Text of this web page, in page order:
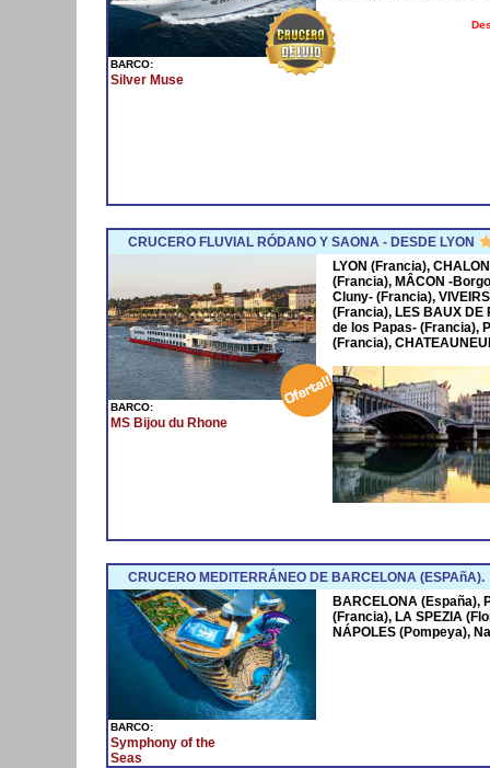
BARCO:
Silver Muse
CRUCERO FLUVIAL RÓDANO Y SAONA - DESDE LYON
BARCO:
MS Bijou du Rhone
LYON (Francia),
(Francia), MÂCON -
Cluny- (Francia),
(Francia), LES BAUX DE
de los Papas- (Francia),
(Francia),
CRUCERO MEDITERRÁNEO DE BARCELONA (ESPAñA).
BARCO:
Symphony of the
Seas
BARCELONA (España),
(Francia), LA SPEZIA
NÁPOLES (Pompeya),